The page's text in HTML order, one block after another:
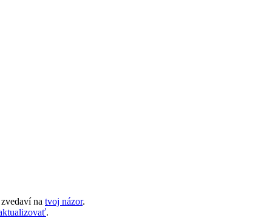
na tvoj názor.
.